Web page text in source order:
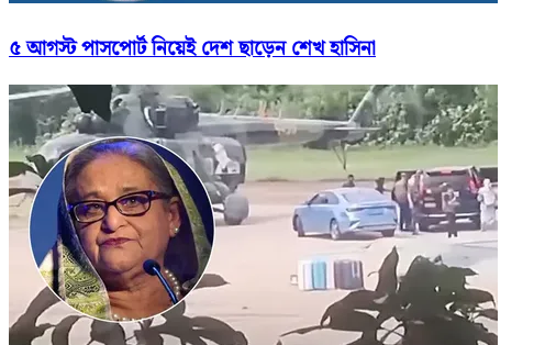
৫ আগস্ট পাসপোর্ট নিয়েই দেশ ছাড়েন শেখ হাসিনা